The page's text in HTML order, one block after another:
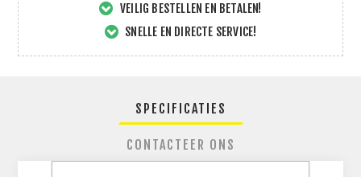
VEILIG BESTELLEN EN BETALEN!
SNELLE EN DIRECTE SERVICE!
SPECIFICATIES
CONTACTEER ONS